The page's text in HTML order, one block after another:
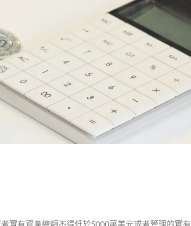
實有資產總額不得低於5000萬美元或者管理的實有